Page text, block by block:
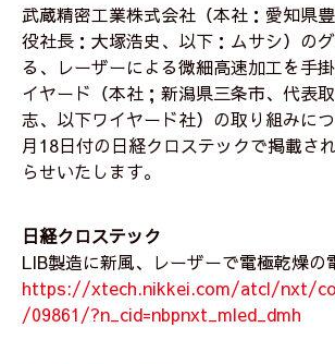
武蔵精密工業株式会社（本社：愛知県
役社長：大塚浩史、以下：ムサシ）の
る、レーザーによる微細高速加工を手
イヤード（本社；新潟県三条市、代表
志、以下ワイヤード社）の取り組みに
月18日付の日経クロステックで掲載さ
らせいたします。
日経クロステック
LIB製造に新風、レーザーで電極乾燥の
https://xtech.nikkei.com/atcl/nxt/
/09861/?n_cid=nbpnxt_mled_dmh